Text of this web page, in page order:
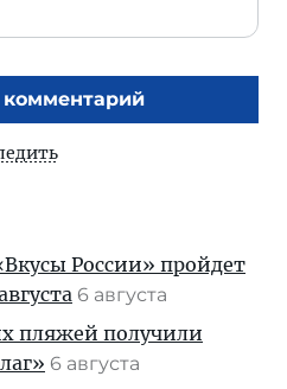
России» пройдет
6 августа
пляжей получили
6 августа